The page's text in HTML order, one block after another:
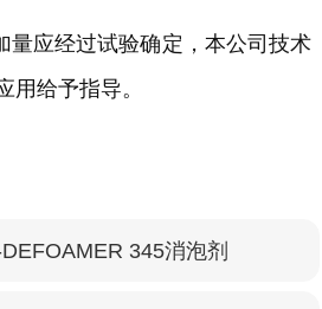
量应经过试验确定，本公司技术
用给予指导。
345消泡剂